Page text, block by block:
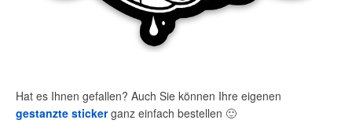
Hat es Ihnen gefallen? Auch Sie können Ihre eigenen
gestanzte stickerganz einfach bestellen 🙂